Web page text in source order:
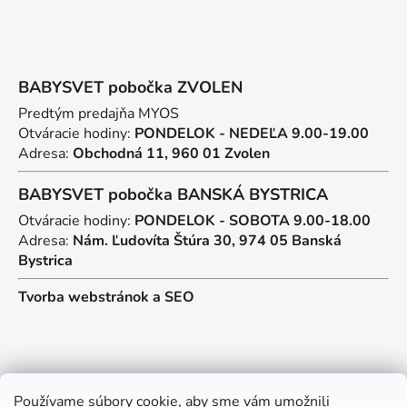
Používame súbory cookie, aby sme vám umožnili
BABYSVET pobočka ZVOLEN
Predtým predajňa MYOS
Otváracie hodiny: PONDELOK - NEDEĽA 9.00-19.00
Adresa: Obchodná 11, 960 01 Zvolen
BABYSVET pobočka BANSKÁ BYSTRICA
Otváracie hodiny: PONDELOK - SOBOTA 9.00-18.00
Adresa: Nám. Ľudovíta Štúra 30, 974 05 Banská
Bystrica
Tvorba webstránok a SEO
Kontakt